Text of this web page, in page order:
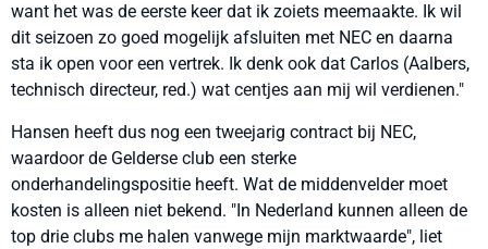
want het was de eerste keer dat ik zoiets meemaakte. Ik wil
dit seizoen zo goed mogelijk afsluiten met NEC en daarna
sta ik open voor een vertrek. Ik denk ook dat Carlos (Aalbers,
technisch directeur, red.) wat centjes aan mij wil verdienen."
Hansen heeft dus nog een tweejarig contract bij NEC,
waardoor de Gelderse club een sterke
onderhandelingspositie heeft. Wat de middenvelder moet
kosten is alleen niet bekend. "In Nederland kunnen alleen de
top drie clubs me halen vanwege mijn marktwaarde", liet